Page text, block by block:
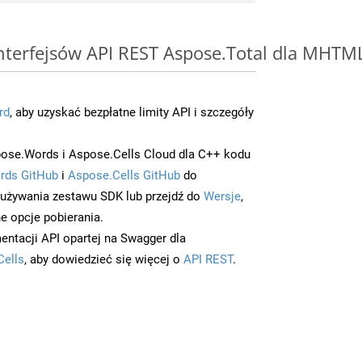
API REST Aspose.Total dla
, aby uzyskać bezpłatne limity API i szczegóły
i Aspose.Cells Cloud dla C++ kodu
GitHub i Aspose.Cells GitHub do
zestawu SDK lub przejdź do Wersje,
opcje pobierania.
API opartej na Swagger dla
, aby dowiedzieć się więcej o API REST.